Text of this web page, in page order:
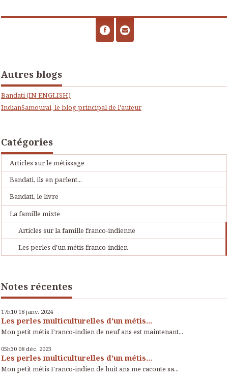
Autres blogs
Bandati (IN ENGLISH)
IndianSamourai, le blog principal de l'auteur
Catégories
Articles sur le métissage
Bandati, ils en parlent...
Bandati, le livre
La famille mixte
Articles sur la famille franco-indienne
Les perles d'un métis franco-indien
Notes récentes
17h10 18 janv. 2024
Les perles multiculturelles d'un métis...
Mon petit métis Franco-indien de neuf ans est maintenant...
05h30 08 déc. 2023
Les perles multiculturelles d'un métis...
Mon petit métis Franco-indien de huit ans me raconte sa...